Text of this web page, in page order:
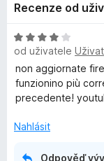
d
o
p
l
,
z
5
Recenze od
H
o
d
n
o
e
od uživatele
non aggiornate
funzionino più
precedente!
Nahlásit
Odpověď